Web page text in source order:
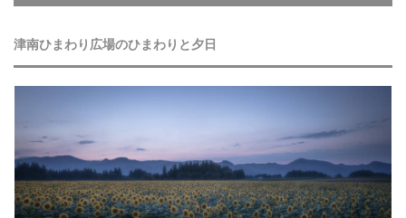
津南ひまわり広場のひまわりと夕日